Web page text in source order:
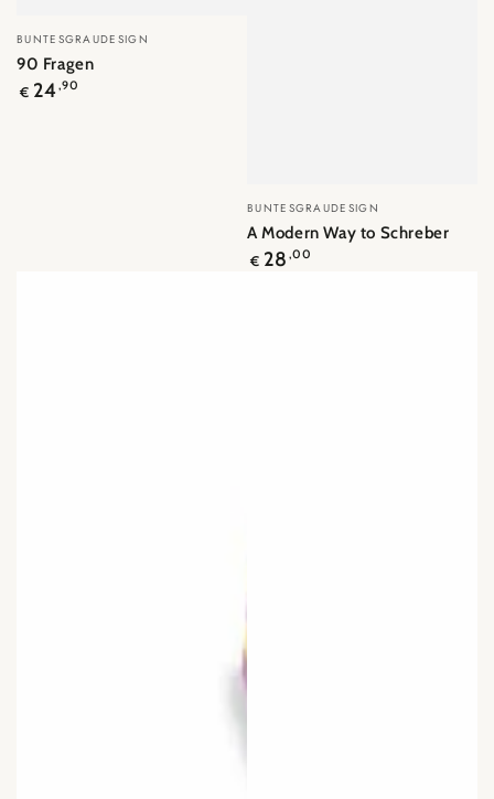
Verkäufer/in:
BUNTESGRAUDESIGN
90 Fragen
Regulärer
€ 24,90
Verkäufer/in:
BUNTESGRAUDESIGN
A Modern Way to Schreber
Regulärer
€ 28 ,00